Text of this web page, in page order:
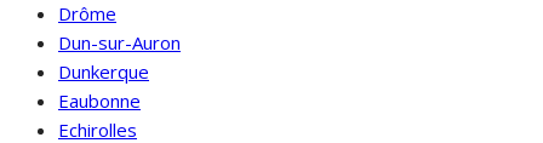
Drôme
Dun-sur-Auron
Dunkerque
Eaubonne
Echirolles